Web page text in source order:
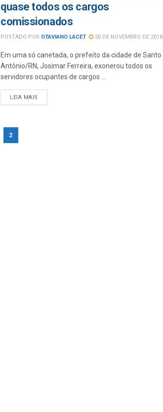
quase todos os cargos
comissionados
POSTADO POR OTAVIANO LACET 30 DE NOVEMBRO DE 2018
Em uma só canetada, o prefeito da cidade de Santo
Antônio/RN, Josimar Ferreira, exonerou todos os
servidores ocupantes de cargos ...
LEIA MAIS
2